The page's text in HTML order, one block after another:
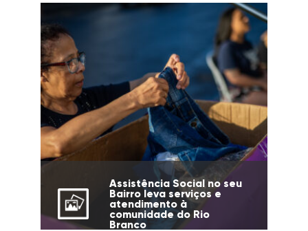
Assistência Social no seu
Bairro leva serviços e
atendimento à
comunidade do Rio
Branco